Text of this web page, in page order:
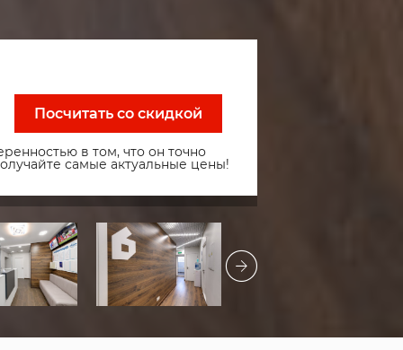
Посчитать со скидкой
в том, что он точно
самые актуальные цены!